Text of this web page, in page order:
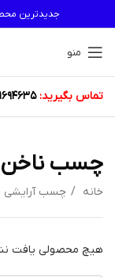
جدیدترین
منو
تماس بگیرید:
چسب ناخن
خانه چسب آرایشی
هیچ محصولی یافت